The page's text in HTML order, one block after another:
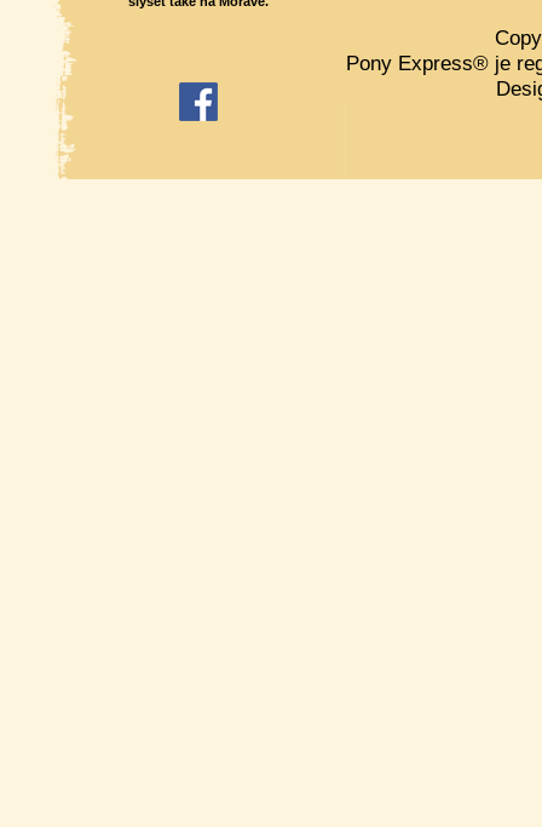
Pony Express® je